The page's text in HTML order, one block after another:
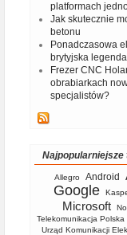
platformach
Jak skutecznie
betonu
Ponadczasowa
brytyjska
Frezer CNC
obrabiarkach
specjalistów?
Najpopularniejsze
Allegro Android
Google
Microsoft
Telekomunikacja Polska
Urząd Komunikacji